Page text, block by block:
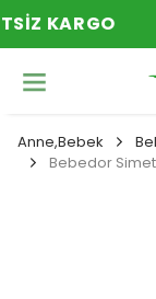
Anne,Bebek
Bebedor